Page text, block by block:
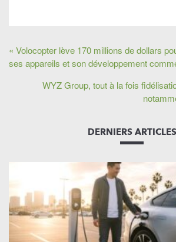
« Volocopter lève 170 millions de dollars
ses appareils et son développement
WYZ Group, tout à la fois
DERNIERS ARTICLES